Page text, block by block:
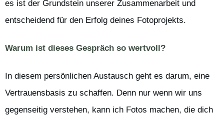
es ist der Grundstein unserer Zusammenarbeit und
entscheidend für den Erfolg deines Fotoprojekts.
Warum ist dieses Gespräch so wertvoll?
In diesem persönlichen Austausch geht es darum, eine
Vertrauensbasis zu schaffen. Denn nur wenn wir uns
gegenseitig verstehen, kann ich Fotos machen, die dich